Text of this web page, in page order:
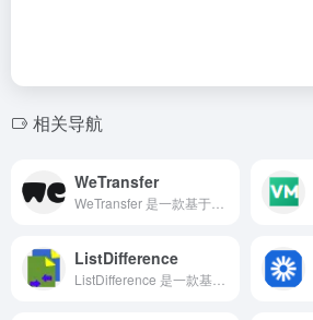
相关导航
WeTransfer
ListDifference